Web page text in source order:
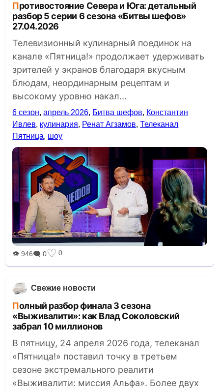
Противостояние Севера и Юга: детальный
разбор 5 серии 6 сезона «Битвы шефов»
27.04.2026
Телевизионный кулинарный поединок на
канале «Пятница!» продолжает удерживать
зрителей у экранов благодаря вкусным
блюдам, неординарным рецептам и
высокому уровню накал...
6 сезон,апрель 2026, Битва шефов, Константин
Ивлев, кулинария, Ренат Агзамов,Телеканал
Пятница, шоу
👁 946🗨 0♡ 0
Свежие новости
Полный разбор финала 3 сезона
«Выживалити»: как Влад Соколовский
забрал 10 миллионов
В пятницу, 24 апреля 2026 года, телеканал
«Пятница!» поставил точку в третьем
сезоне экстремального реалити
«Выживалити: миссия Альфа». Более двух